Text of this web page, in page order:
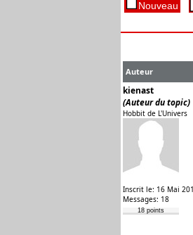
Auteur
kienast
(Auteur du topic)
Hobbit de L'Univers
Inscrit le: 16 Mai
Messages: 18
18 points